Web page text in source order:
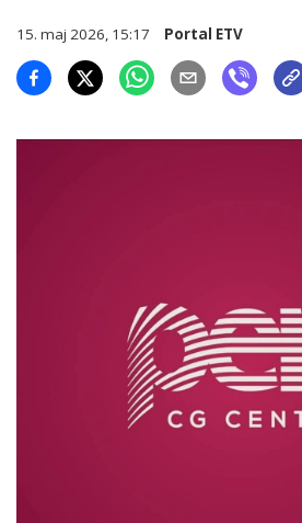
15. maj 2026, 15:17 Portal ETV